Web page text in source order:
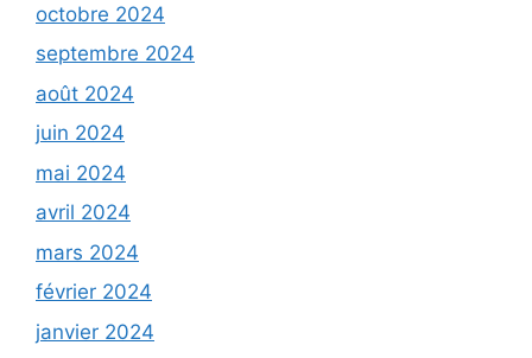
octobre 2024
septembre 2024
août 2024
juin 2024
mai 2024
avril 2024
mars 2024
février 2024
janvier 2024